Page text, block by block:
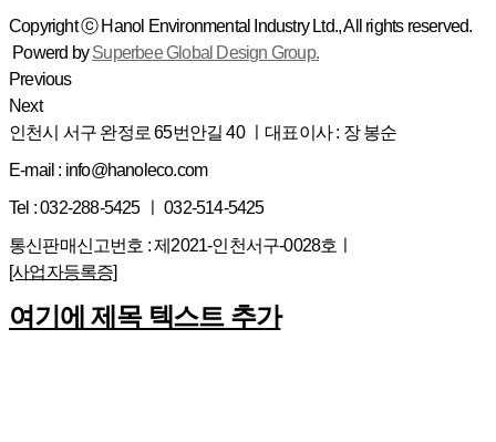
Copyright ⓒ Hanol Environmental Industry Ltd., All rights reserved.
Powerd bySuperbee Global Design Group.
Previous
Next
인천시 서구 완정로 65번안길 40 ㅣ대표이사 : 장 봉순
E-mail : info@hanoleco.com
Tel : 032-288-5425 ㅣ 032-514-5425
통신판매신고번호 : 제2021-인천서구-0028호ㅣ
[사업자등록증]
여기에 제목 텍스트 추가